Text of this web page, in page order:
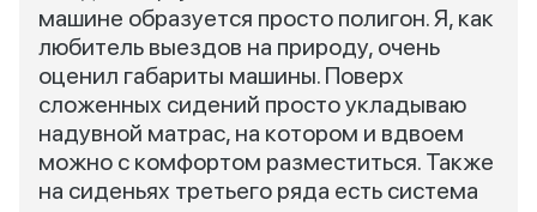
машине образуется просто полигон. Я, как
любитель выездов на природу, очень
оценил габариты машины. Поверх
сложенных сидений просто укладываю
надувной матрас, на котором и вдвоем
можно с комфортом разместиться. Также
на сиденьях третьего ряда есть система